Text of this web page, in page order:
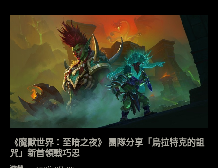
《魔獸世界：至暗之夜》 團隊分享「烏拉特克的詛
咒」新首領戰巧思